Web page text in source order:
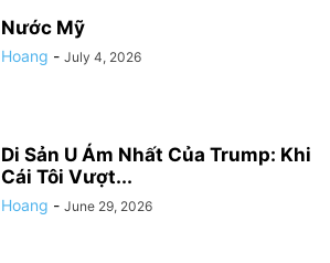
Nước Mỹ
Hoang - July 4, 2026
Di Sản U Ám Nhất Của Trump: Khi
Cái Tôi Vượt...
Hoang - June 29, 2026